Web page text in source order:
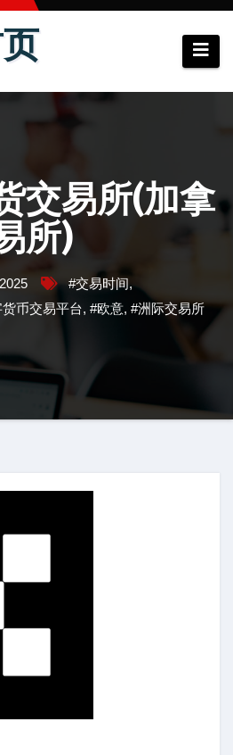
交易所(加拿
所)
#交易时间,
币交易平台, #欧意, #洲际交易所